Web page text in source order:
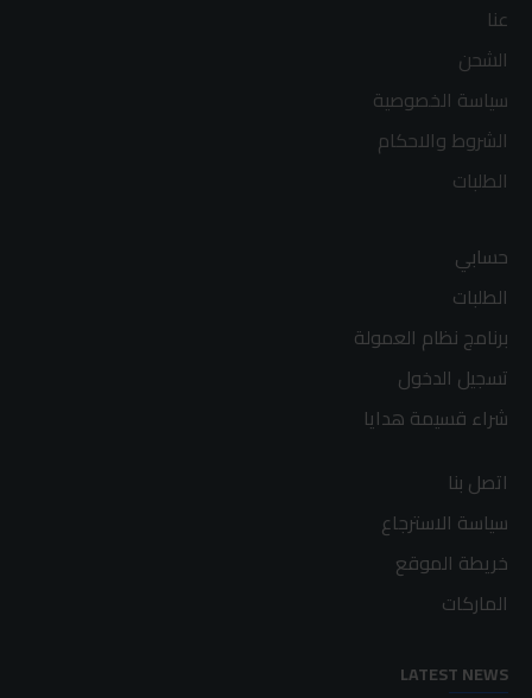
عنا
الشحن
سياسة الخصوصية
الشروط والاحكام
الطلبات
حسابي
الطلبات
برنامج نظام العمولة
تسجيل الدخول
شراء قسيمة هدايا
اتصل بنا
سياسة الاسترجاع
خريطة الموقع
الماركات
LATEST NEWS